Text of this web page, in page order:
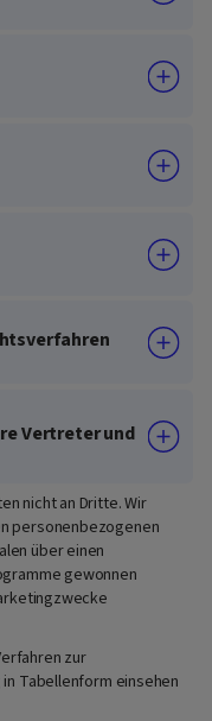
Vertreter und
nicht an Dritte. Wir
personenbezogenen
über einen
gewonnen
zur
Tabellenform einsehen